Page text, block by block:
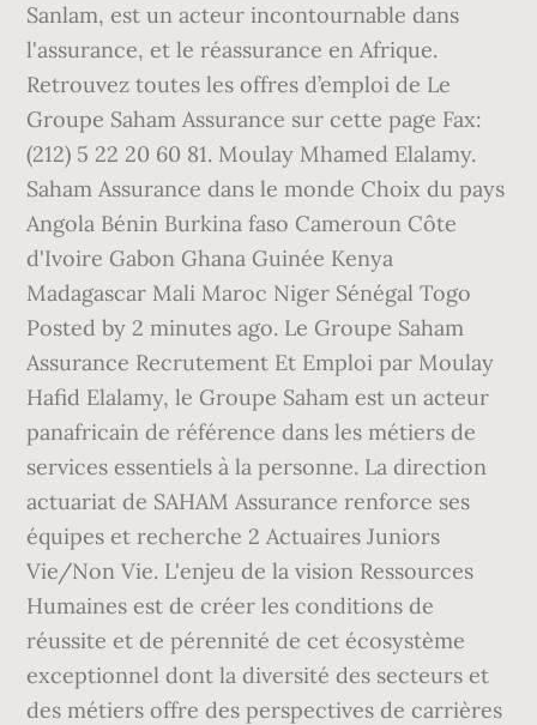
Sanlam, est un acteur incontournable dans
l'assurance, et le réassurance en Afrique.
Retrouvez toutes les offres d’emploi de Le
Groupe Saham Assurance sur cette page Fax:
(212) 5 22 20 60 81. Moulay Mhamed Elalamy.
Saham Assurance dans le monde Choix du pays
Angola Bénin Burkina faso Cameroun Côte
d'Ivoire Gabon Ghana Guinée Kenya
Madagascar Mali Maroc Niger Sénégal Togo
Posted by 2 minutes ago. Le Groupe Saham
Assurance Recrutement Et Emploi par Moulay
Hafid Elalamy, le Groupe Saham est un acteur
panafricain de référence dans les métiers de
services essentiels à la personne. La direction
actuariat de SAHAM Assurance renforce ses
équipes et recherche 2 Actuaires Juniors
Vie/Non Vie. L'enjeu de la vision Ressources
Humaines est de créer les conditions de
réussite et de pérennité de cet écosystème
exceptionnel dont la diversité des secteurs et
des métiers offre des perspectives de carrières